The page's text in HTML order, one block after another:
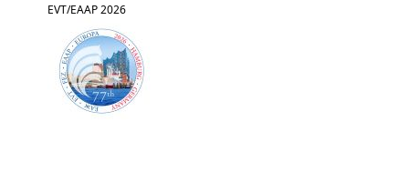
EVT/EAAP 2026